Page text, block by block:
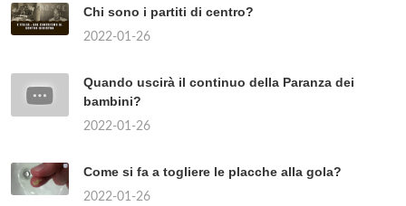
Chi sono i partiti di centro?
2022-01-26
Quando uscirà il continuo della Paranza dei
bambini?
2022-01-26
Come si fa a togliere le placche alla gola?
2022-01-26